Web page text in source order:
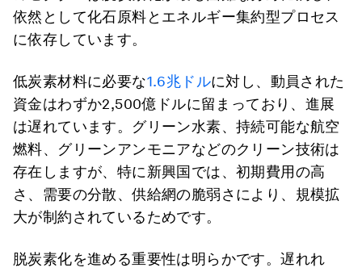
依然として化石原料とエネルギー集約型プロセス
に依存しています。
低炭素材料に必要な1.6兆ドルに対し、動員された
資金はわずか2,500億ドルに留まっており、進展
は遅れています。グリーン水素、持続可能な航空
燃料、グリーンアンモニアなどのクリーン技術は
存在しますが、特に新興国では、初期費用の高
さ、需要の分散、供給網の脆弱さにより、規模拡
大が制約されているためです。
脱炭素化を進める重要性は明らかです。遅れれ